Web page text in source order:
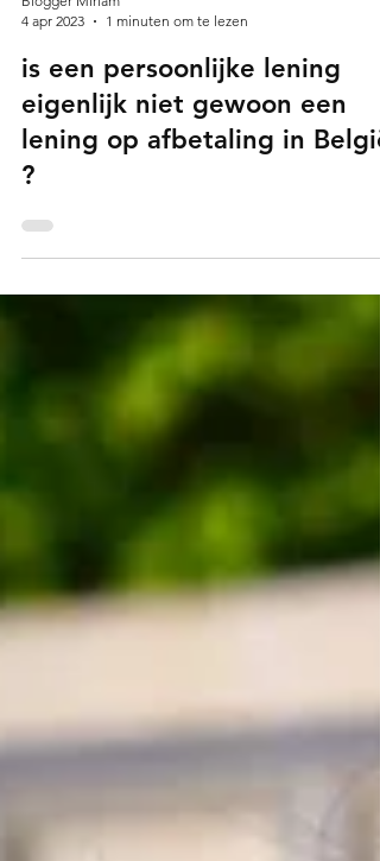
4 apr 2023
1 minuten om te lezen
is een persoonlijke lening
eigenlijk niet gewoon een
lening op afbetaling in België
?